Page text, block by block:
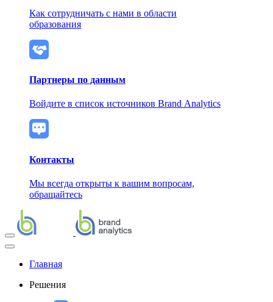
Как сотрудничать с нами в области
образования
Партнеры по данным
Войдите в список источников Brand Analytics
Контакты
Мы всегда открыты к вашим вопросам,
обращайтесь
Главная
Решения